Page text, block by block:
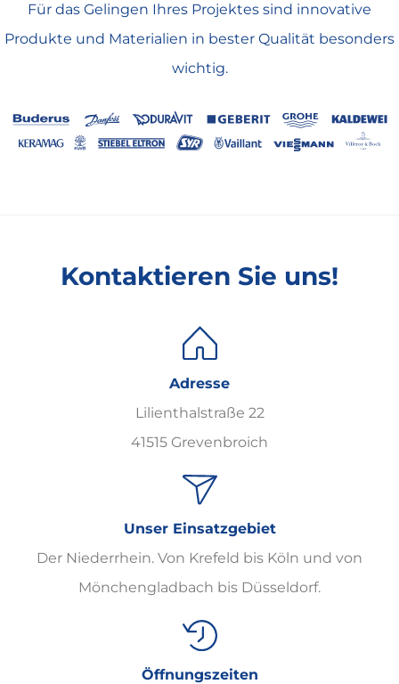
Für das Gelingen Ihres Projektes sind innovative
Produkte und Materialien in bester Qualität besonders
wichtig.
Kontaktieren Sie uns!
Adresse
Lilienthalstraße 22
41515 Grevenbroich
Unser Einsatzgebiet
Der Niederrhein. Von Krefeld bis Köln und von
Mönchengladbach bis Düsseldorf.
Öffnungszeiten